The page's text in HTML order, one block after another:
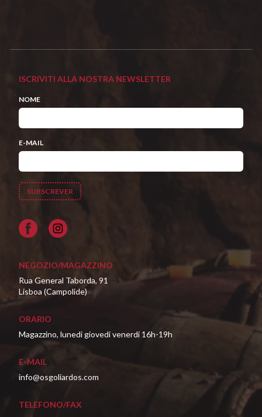
ISCRIVITI ALLA NOSTRA NEWSLETTER
NOME
E-MAIL
Facebook
NEGOZIO/MAGAZZINO
Rua General Taborda, 91
Lisboa (Campolide)
ORARIO
Magazzino, lunedi giovedi venerdi 16h-19h
E-MAIL
info@osgoliardos.com
TELEFONO/FAX